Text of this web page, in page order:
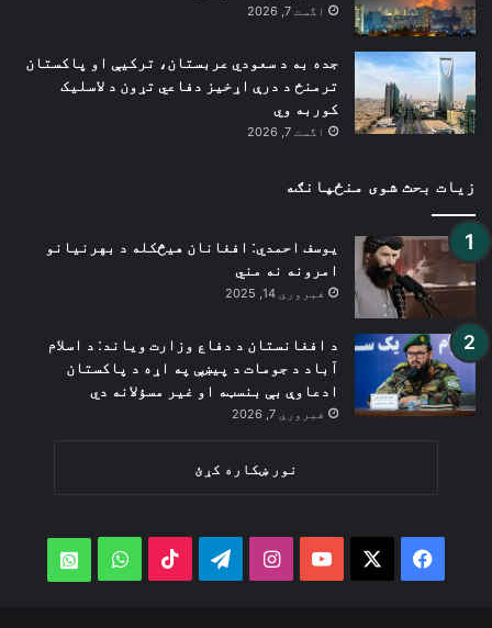
اگست 7, 2026
جده به د سعودي عربستان، ترکیې او پاکستان
ترمنځ د درې اړخیز دفاعي تړون د لاسلیک
کوربه وي
اگست 7, 2026
زیات بحث شوی منځپانګه
یوسف احمدي: افغانان هیڅکله د بهرنیانو
امرونه نه مني
فبروري 14, 2025
د افغانستان د دفاع وزارت ویاند: د اسلام
آباد د جومات د پیښې په اړه د پاکستان
ادعاوې بې بنسټه او غیر مسؤلانه دي
فبروري 7, 2026
نور ښکاره کړئ
Facebook
YouTube
Instagram
Telegram
TikTok
WhatsApp